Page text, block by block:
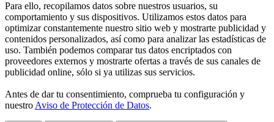
Para ello, recopilamos datos sobre nuestros usuarios, su
comportamiento y sus dispositivos. Utilizamos estos datos para
optimizar constantemente nuestro sitio web y mostrarte publicidad y
contenidos personalizados, así como para analizar las estadísticas de
uso. También podemos comparar tus datos encriptados con
proveedores externos y mostrarte ofertas a través de sus canales de
publicidad online, sólo si ya utilizas sus servicios.
Antes de dar tu consentimiento, comprueba tu configuración y
nuestro Aviso de Protección de Datos.